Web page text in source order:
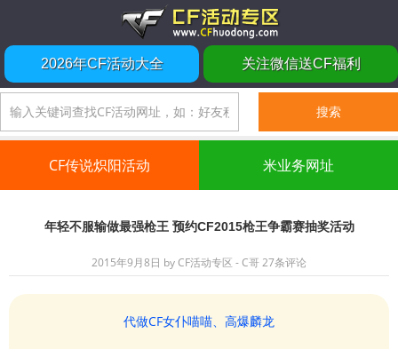
2026年CF活动大全 关注微信送CF福利
CF传说炽阳活动 米业务网址
年轻不服输做最强枪王 预约CF2015枪王争霸赛抽奖活动
2015年9月8日 byCF活动专区 - C哥27条评论
代做CF女仆喵喵、高爆麟龙